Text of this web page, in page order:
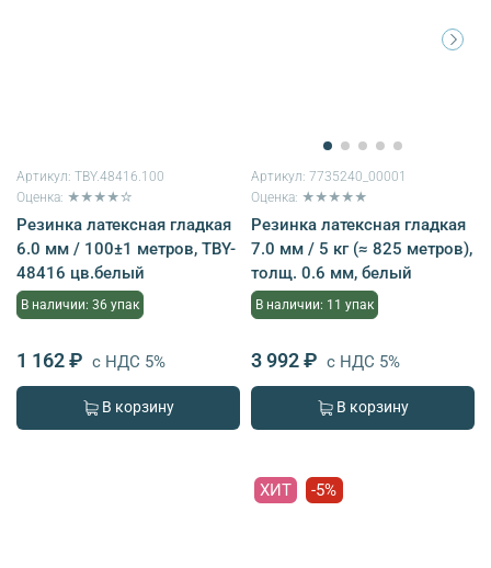
Артикул: TBY.48416.100
Оценка: ★★★★☆
Резинка латексная гладкая
6.0 мм / 100±1 метров, TBY-
48416 цв.белый
В наличии: 36 упак
1 162 ₽ с НДС 5%
В корзину
Артикул: 7735240_00001
Оценка: ★★★★★
Резинка латексная гладкая
7.0 мм / 5 кг (≈ 825 метров),
толщ. 0.6 мм, белый
В наличии: 11 упак
3 992 ₽ с НДС 5%
В корзину
ХИТ -5%